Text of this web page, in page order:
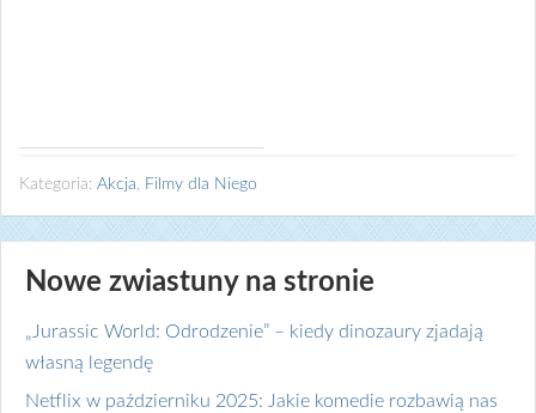
Kategoria: Akcja, Filmy dla Niego
Nowe zwiastuny na stronie
„Jurassic World: Odrodzenie” – kiedy dinozaury zjadają
własną legendę
Netflix w październiku 2025: Jakie komedie rozbawią nas